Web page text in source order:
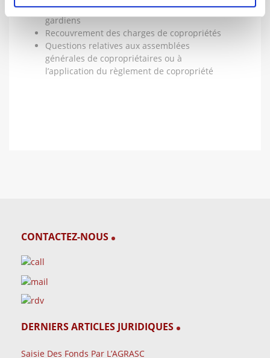
Problème dedroit du travailà propos des
gardiens
Recouvrement des charges de copropriétés
Questions relatives aux assemblées
générales de copropriétaires ou à
l’application du règlement de copropriété
CONTACTEZ-NOUS
DERNIERS ARTICLES JURIDIQUES
Saisie Des Fonds Par L’AGRASC